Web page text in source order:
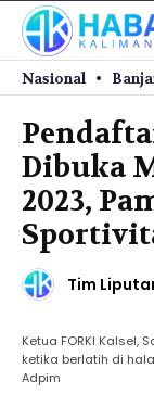
Nasional
Dibuka
2023,
Tim
Ketua FORKI Kalsel,
ketika berlatih di
Adpim